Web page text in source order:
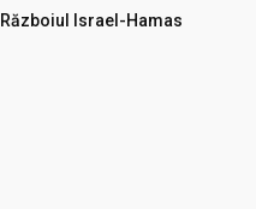
Războiul Israel-Hamas